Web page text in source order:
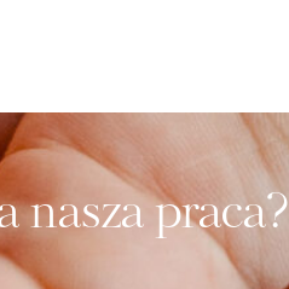
nasza praca?